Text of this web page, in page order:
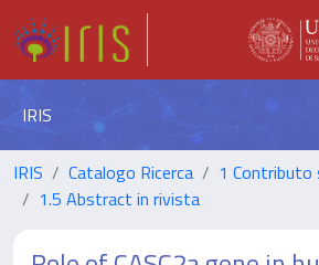
IRIS
IRIS Catalogo Ricerca
1 Contributo
1.5 Abstract in rivista